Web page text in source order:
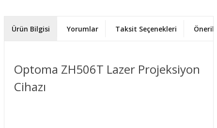
Ürün Bilgisi Yorumlar Taksit Seçenekleri
Optoma ZH506T Lazer Projeksiyon
Cihazı